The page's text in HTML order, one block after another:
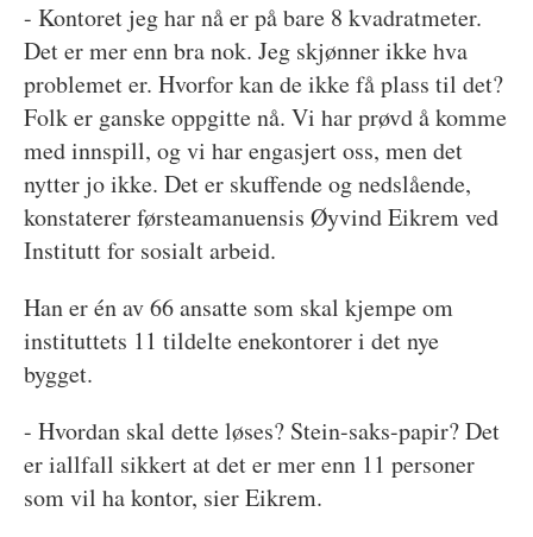
- Kontoret jeg har nå er på bare 8 kvadratmeter.
Det er mer enn bra nok. Jeg skjønner ikke hva
problemet er. Hvorfor kan de ikke få plass til det?
Folk er ganske oppgitte nå. Vi har prøvd å komme
med innspill, og vi har engasjert oss, men det
nytter jo ikke. Det er skuffende og nedslående,
konstaterer førsteamanuensis Øyvind Eikrem ved
Institutt for sosialt arbeid.
Han er én av 66 ansatte som skal kjempe om
instituttets 11 tildelte enekontorer i det nye
bygget.
- Hvordan skal dette løses? Stein-saks-papir? Det
er iallfall sikkert at det er mer enn 11 personer
som vil ha kontor, sier Eikrem.